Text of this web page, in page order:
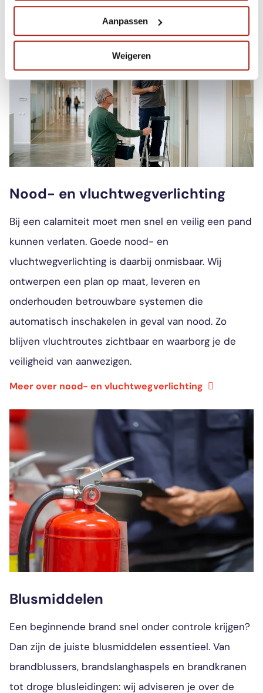
Aanpassen
Weigeren
Meer over Video Toezicht Centrale
Nood- en vluchtwegverlichting
Bij een calamiteit moet men snel en veilig een pand
kunnen verlaten. Goede nood- en
vluchtwegverlichting is daarbij onmisbaar. Wij
ontwerpen een plan op maat, leveren en
onderhouden betrouwbare systemen die
automatisch inschakelen in geval van nood. Zo
blijven vluchtroutes zichtbaar en waarborg je de
veiligheid van aanwezigen.
Meer over nood- en vluchtwegverlichting
Blusmiddelen
Een beginnende brand snel onder controle krijgen?
Dan zijn de juiste blusmiddelen essentieel. Van
brandblussers, brandslanghaspels en brandkranen
tot droge blusleidingen: wij adviseren je over de